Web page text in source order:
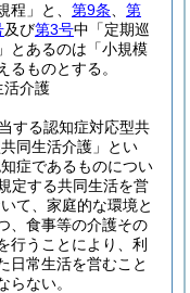
」と、 第9条
第
及び第3号中「定期巡
とあるのは「小規模
るものとする。
活介護
する認知症対応型共
同生活介護」とい
症であるものについ
定する共同生活を営
て、家庭的な環境と
、食事等の介護その
行うことにより、利
日常生活を営むこと
ない。